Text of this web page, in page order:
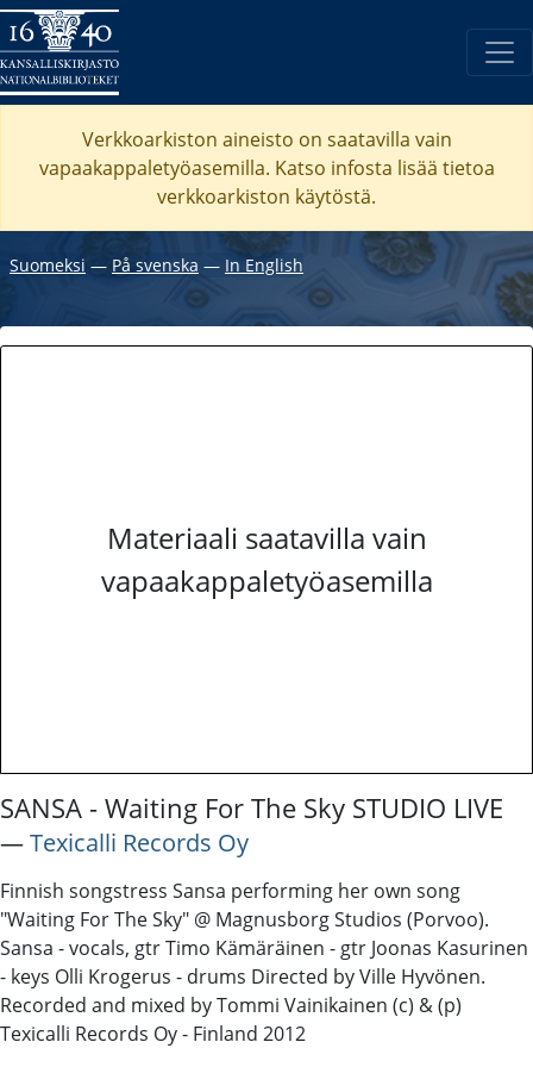
Verkkoarkiston aineisto on saatavilla vain
vapaakappaletyöasemilla. Katso infosta lisää tietoa
verkkoarkiston käytöstä.
Suomeksi ― På svenska ― In English
Materiaali saatavilla vain
vapaakappaletyöasemilla
SANSA - Waiting For The Sky STUDIO LIVE
―Texicalli Records Oy
Finnish songstress Sansa performing her own song
"Waiting For The Sky" @ Magnusborg Studios (Porvoo).
Sansa - vocals, gtr Timo Kämäräinen - gtr Joonas Kasurinen
- keys Olli Krogerus - drums Directed by Ville Hyvönen.
Recorded and mixed by Tommi Vainikainen (c) & (p)
Texicalli Records Oy - Finland 2012